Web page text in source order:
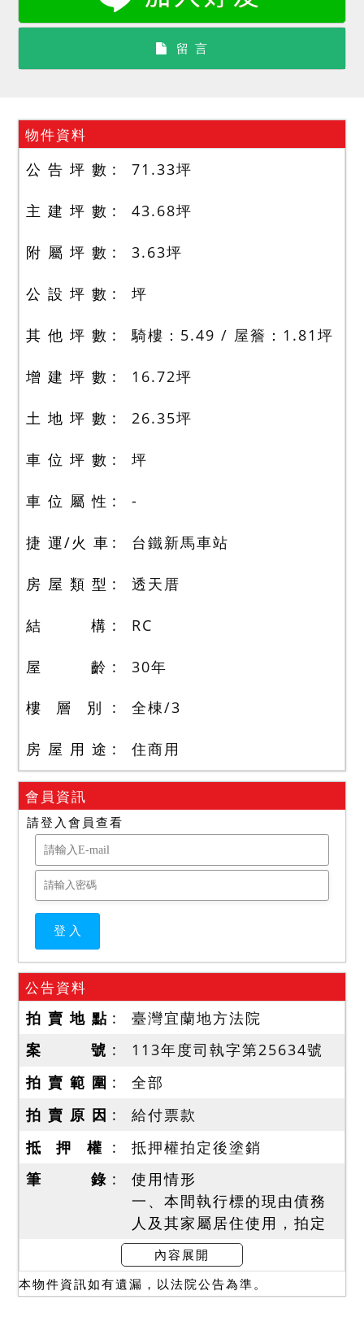
留 言
物件資料
公 告 坪 數 71.33坪
主 建 坪 數 43.68坪
附 屬 坪 數 3.63坪
公 設 坪 數 坪
其 他 坪 數 騎樓：5.49 / 屋簷：1.81 坪
增 建 坪 數 16.72坪
土 地 坪 數 26.35坪
車 位 坪 數 坪
車 位 屬 性 -
捷 運/火 車 台鐵新馬車站
房 屋 類 型 透天厝
結 構 RC
屋 齡 30年
樓 層 別 全棟/3
房 屋 用 途 住商用
會員資訊
請登入會員查看
公告資料
拍 賣 地 點
臺灣宜蘭地方法院
案 號
113年度司執字第25634號
拍 賣 範 圍
全部
拍 賣 原 因
給付票款
抵 押 權
抵押權拍定後塗銷
筆 錄
使用情形
一、本間執行標的現由債務
人及其家屬居住使用，拍定
後依現況點交。
二、本件暫編781號之建
物，係未辦理建築物所有權
內容展開
本物件資訊如有遺漏，以法院公告為準。